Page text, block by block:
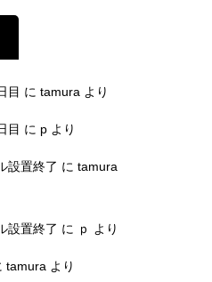
目 に tamura より
目 に p より
設置終了 に tamura
設置終了 に ｐ より
tamura より